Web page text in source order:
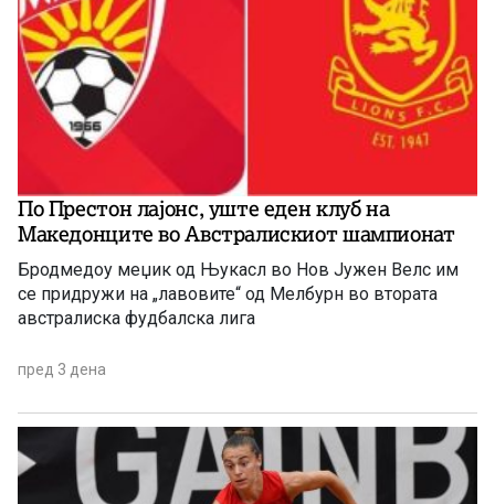
По Престон лајонс, уште еден клуб на
Македонците во Австралискиот шампионат
Бродмедоу меџик од Њукасл во Нов Јужен Велс им
се придружи на „лавовите“ од Мелбурн во втората
австралиска фудбалска лига
пред 3 дена